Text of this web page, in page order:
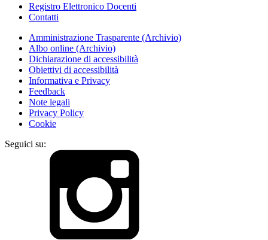
Registro Elettronico Docenti
Contatti
Amministrazione Trasparente (Archivio)
Albo online (Archivio)
Dichiarazione di accessibilità
Obiettivi di accessibilità
Informativa e Privacy
Feedback
Note legali
Privacy Policy
Cookie
Seguici su: